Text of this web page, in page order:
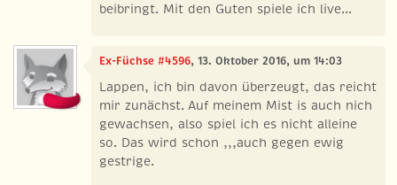
beibringt. Mit den Guten spiele ich live...
Ex-Füchse #4596, 13. Oktober 2016, um 14:03
Lappen, ich bin davon überzeugt, das reicht
mir zunächst. Auf meinem Mist is auch nich
gewachsen, also spiel ich es nicht alleine
so. Das wird schon ,,,auch gegen ewig
gestrige.